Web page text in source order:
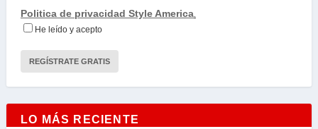
Politica de privacidad Style America.
He leído y acepto
LO MÁS RECIENTE